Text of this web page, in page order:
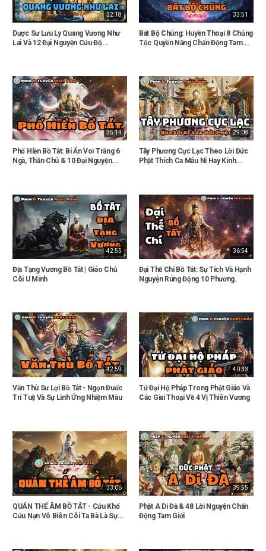
32:18
Dược Sư Lưu Ly Quang Vương Như
Lai Và 12 Đại Nguyện Cứu Độ...
33:51
Bát Bộ Chúng: Huyền Thoại 8 Chủng
Tộc Quyền Năng Chấn Động Tam...
35:14
Phổ Hiền Bồ Tát: Bí Ẩn Voi Trắng 6
Ngà, Thần Chú & 10 Đại Nguyện...
29:08
Tây Phương Cực Lạc Theo Lời Đức
Phật Thích Ca Mâu Ni Hay Kinh...
42:55
Địa Tạng Vương Bồ Tát | Giáo Chủ
Cõi U Minh
36:54
Đại Thế Chí Bồ Tát: Sự Tích Và Hạnh
Nguyện Rúng Động 10 Phương.
42:59
Văn Thù Sư Lợi Bồ Tát - Ngọn Đuốc
Trí Tuệ Và Sự Linh Ứng Nhiệm Màu
40:33
Tứ Đại Hộ Pháp Trong Phật Giáo Và
Các Giai Thoại Về 4 Vị Thiên Vương
33:06
QUÁN THẾ ÂM BỒ TÁT - Cứu Khổ
Cứu Nạn Vô Biên Cõi Ta Bà Là Sự...
39:55
Phật A Di Đà & 48 Lời Nguyện Chấn
Động Tam Giới